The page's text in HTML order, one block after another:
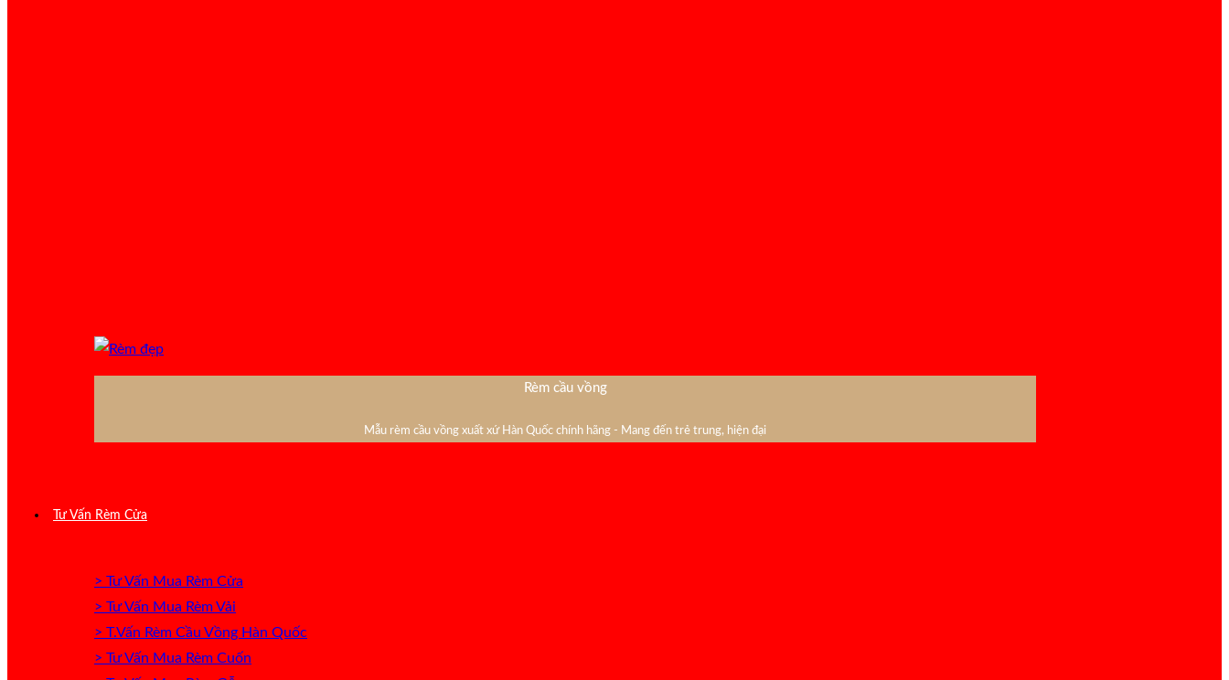
Rèm cầu vồng
Mẫu rèm cầu vồng xuất xứ Hàn Quốc chính hãng - Mang đến trẻ trung, hiện đại
Tư Vấn Rèm Cửa
> Tư Vấn Mua Rèm Cửa
> Tư Vấn Mua Rèm Vải
> T.Vấn Rèm Cầu Vồng Hàn Quốc
> Tư Vấn Mua Rèm Cuốn